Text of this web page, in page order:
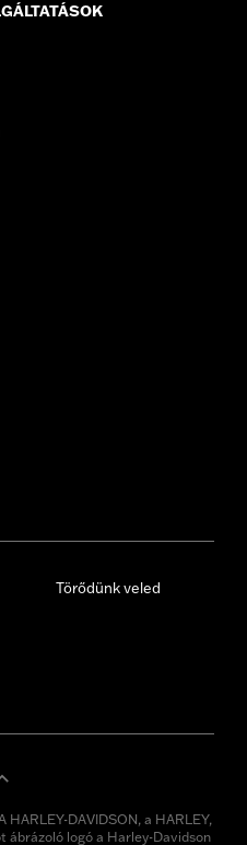
Törődünk veled
DAVIDSON, a HARLEY,
ábrázoló logó a Harley-Davidson